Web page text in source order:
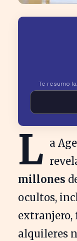
Te resumo
L a
millones
ocultos,
extranjero,
alquileres